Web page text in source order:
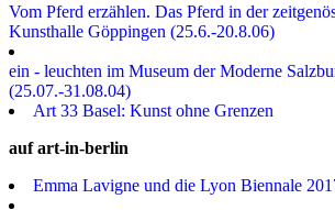
Vom Pferd erzählen. Das Pferd in der
Kunsthalle Göppingen (25.6.-20.8.06)
ein - leuchten im Museum der Moderne
(25.07.-31.08.04)
Art 33 Basel: Kunst ohne Grenzen
auf art-in-berlin
Emma Lavigne und die Lyon Biennale